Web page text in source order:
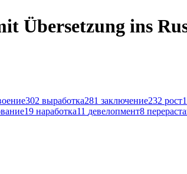
Übersetzung ins
302 выработка281 заключение232 рост
19 наработка11 девелопмент8